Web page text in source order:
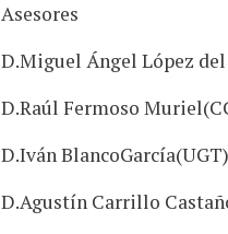
Asesores
D.Miguel Ángel López del
D.Raúl Fermoso
D.Iván BlancoGarcía(UGT)
D.Agustín Carrillo